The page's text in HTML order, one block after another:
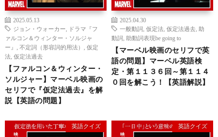
2025.05.13
ジョン・ウォーカー, ドラマ『フ
ァルコン＆ウィンター・ソルジャ
ー』 , 不定詞（形容詞的用法） , 仮定
法, 仮定法過去
【ファルコン＆ウィンター・
ソルジャー】マーベル映画の
セリフで『仮定法過去』を解
説【英語の問題】
2025.04.30
一般動詞 , 仮定法, 仮定法過去, 助
動詞 , 助動詞表現be going to
【マーベル映画のセリフで英
語の問題】マーベル英語検
定・第１１３６回～第１１４
０回を解こう！【英語解説】
英語クイズ 英語クイズ